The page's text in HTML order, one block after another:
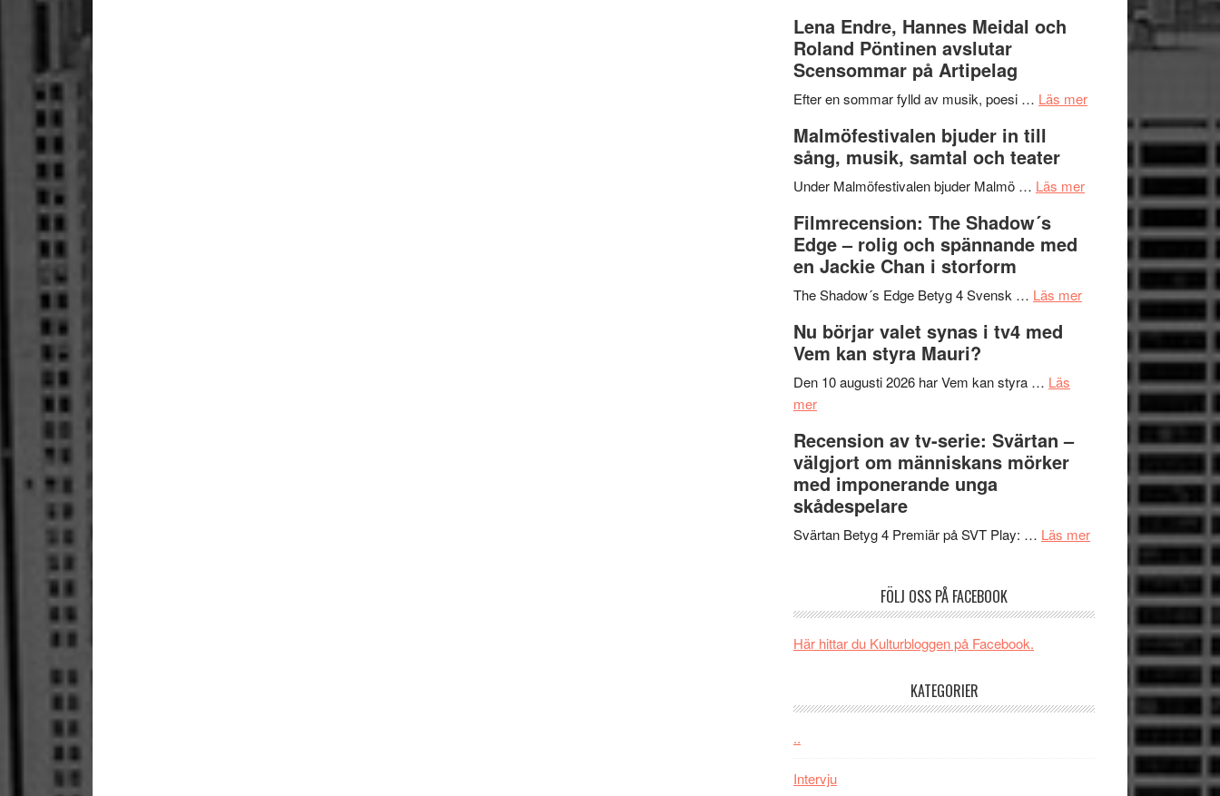
vidsträckta
Trustorhärvan
–
fascinerande,
spännande
ger
mycket
att
på
Lena Endre, Hannes Meidal och
Roland Pöntinen avslutar
Scensommar på Artipelag
Efter en sommar fylld av musik, poesi … Läs merom
Hannes
Roland
avslutar
Scensommar
Artipelag
Malmöfestivalen bjuder in till
sång, musik, samtal och teater
Under Malmöfestivalen bjuder Malmö … Läs merom
Malmöfestivalen
Filmrecension: The Shadow´s
Edge – rolig och spännande med
en Jackie Chan i storform
The Shadow´s Edge Betyg 4 Svensk … Läs merom
Filmrecension:
Shadow
spännande
en
storform
Nu börjar valet synas i tv4 med
Vem kan styra Mauri?
Den 10 augusti 2026 har Vem kan styra … Läs
merom
börjar
valet
synas
i
tv4
styra
Mauri?
Recension av tv-serie: Svärtan –
välgjort om människans mörker
med imponerande unga
skådespelare
Svärtan Betyg 4 Premiär på SVT Play: … Läs merom
serie:
Svärtan
välgjort
om
människans
mörker
FÖLJ OSS PÅ FACEBOOK
Här hittar du Kulturbloggen på Facebook.
KATEGORIER
..
Intervju